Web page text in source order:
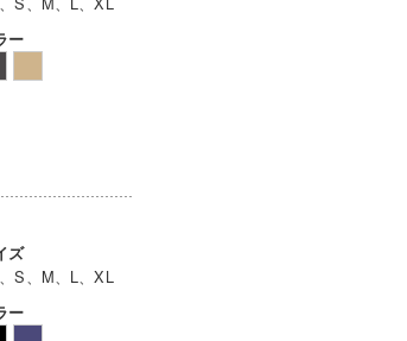
ー
ズ
S、M、L、XL
ー